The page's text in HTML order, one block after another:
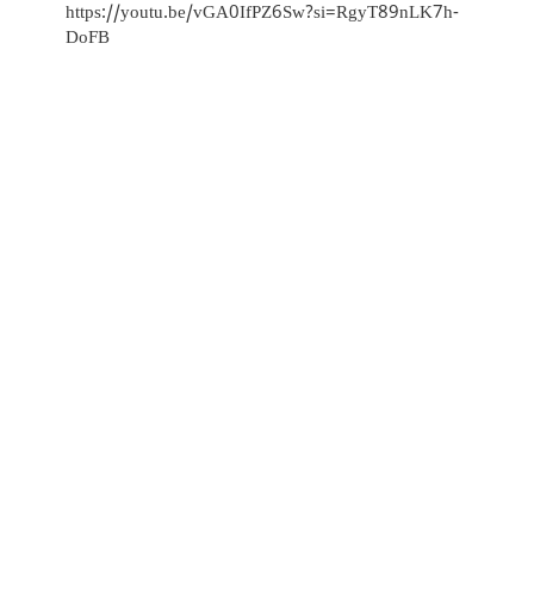
https://youtu.be/vGA0IfPZ6Sw?si=RgyT89nLK7h-
DoFB